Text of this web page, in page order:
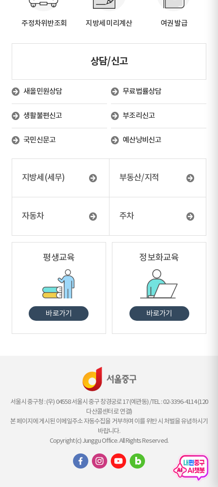
주정차위반조회 지방세 미리계산 여권 발급
상담/신고
새올민원상담 무료법률상담
생활불편신고 부조리신고
국민신문고 예산낭비신고
지방세(세무) 부동산/지적
자동차 주차
평생교육
바로가기
정보화교육
바로가기
서울시 중구청 : (우) 04558 서울시 중구 창경궁로 17 (예관동) /TEL : 02-3396-4114 (120
다산콜센터로 연결)
본 페이지에 게시된 이메일주소 자동수집을 거부하며 이를 위반 시 처벌을 유념하시기
바랍니다.
Copyright (c) Junggu Office. All Rights Reserved.